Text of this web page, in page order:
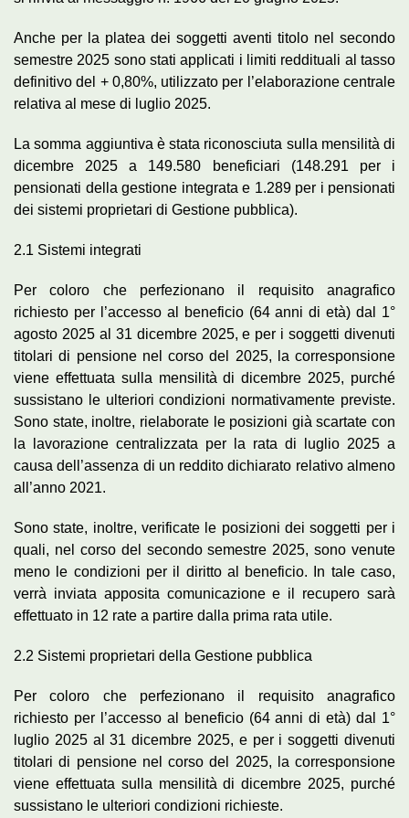
Anche per la platea dei soggetti aventi titolo nel secondo
semestre 2025 sono stati applicati i limiti reddituali al tasso
definitivo del + 0,80%, utilizzato per l’elaborazione centrale
relativa al mese di luglio 2025.
La somma aggiuntiva è stata riconosciuta sulla mensilità di
dicembre 2025 a 149.580 beneficiari (148.291 per i
pensionati della gestione integrata e 1.289 per i pensionati
dei sistemi proprietari di Gestione pubblica).
2.1 Sistemi integrati
Per coloro che perfezionano il requisito anagrafico
richiesto per l’accesso al beneficio (64 anni di età) dal 1°
agosto 2025 al 31 dicembre 2025, e per i soggetti divenuti
titolari di pensione nel corso del 2025, la corresponsione
viene effettuata sulla mensilità di dicembre 2025, purché
sussistano le ulteriori condizioni normativamente previste.
Sono state, inoltre, rielaborate le posizioni già scartate con
la lavorazione centralizzata per la rata di luglio 2025 a
causa dell’assenza di un reddito dichiarato relativo almeno
all’anno 2021.
Sono state, inoltre, verificate le posizioni dei soggetti per i
quali, nel corso del secondo semestre 2025, sono venute
meno le condizioni per il diritto al beneficio. In tale caso,
verrà inviata apposita comunicazione e il recupero sarà
effettuato in 12 rate a partire dalla prima rata utile.
2.2 Sistemi proprietari della Gestione pubblica
Per coloro che perfezionano il requisito anagrafico
richiesto per l’accesso al beneficio (64 anni di età) dal 1°
luglio 2025 al 31 dicembre 2025, e per i soggetti divenuti
titolari di pensione nel corso del 2025, la corresponsione
viene effettuata sulla mensilità di dicembre 2025, purché
sussistano le ulteriori condizioni richieste.